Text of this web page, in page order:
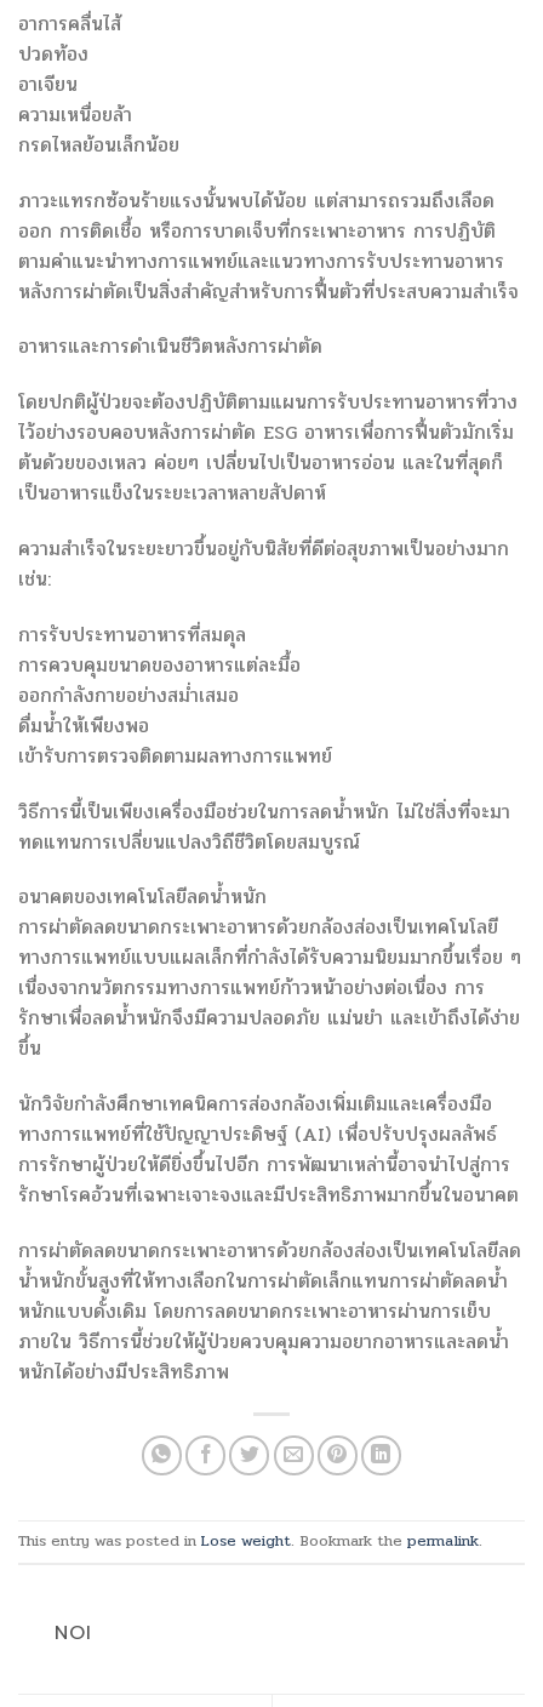
อาการคลื่นไส้
ปวดท้อง
อาเจียน
ความเหนื่อยล้า
กรดไหลย้อนเล็กน้อย
ภาวะแทรกซ้อนร้ายแรงนั้นพบได้น้อย แต่สามารถรวมถึงเลือด
ออก การติดเชื้อ หรือการบาดเจ็บที่กระเพาะอาหาร การปฏิบัติ
ตามคำแนะนำทางการแพทย์และแนวทางการรับประทานอาหาร
หลังการผ่าตัดเป็นสิ่งสำคัญสำหรับการฟื้นตัวที่ประสบความสำเร็จ
อาหารและการดำเนินชีวิตหลังการผ่าตัด
โดยปกติผู้ป่วยจะต้องปฏิบัติตามแผนการรับประทานอาหารที่วาง
ไว้อย่างรอบคอบหลังการผ่าตัด ESG อาหารเพื่อการฟื้นตัวมักเริ่ม
ต้นด้วยของเหลว ค่อยๆ เปลี่ยนไปเป็นอาหารอ่อน และในที่สุดก็
เป็นอาหารแข็งในระยะเวลาหลายสัปดาห์
ความสำเร็จในระยะยาวขึ้นอยู่กับนิสัยที่ดีต่อสุขภาพเป็นอย่างมาก
เช่น:
การรับประทานอาหารที่สมดุล
การควบคุมขนาดของอาหารแต่ละมื้อ
ออกกำลังกายอย่างสม่ำเสมอ
ดื่มน้ำให้เพียงพอ
เข้ารับการตรวจติดตามผลทางการแพทย์
วิธีการนี้เป็นเพียงเครื่องมือช่วยในการลดน้ำหนัก ไม่ใช่สิ่งที่จะมา
ทดแทนการเปลี่ยนแปลงวิถีชีวิตโดยสมบูรณ์
อนาคตของเทคโนโลยีลดน้ำหนัก
การผ่าตัดลดขนาดกระเพาะอาหารด้วยกล้องส่องเป็นเทคโนโลยี
ทางการแพทย์แบบแผลเล็กที่กำลังได้รับความนิยมมากขึ้นเรื่อย ๆ
เนื่องจากนวัตกรรมทางการแพทย์ก้าวหน้าอย่างต่อเนื่อง การ
รักษาเพื่อลดน้ำหนักจึงมีความปลอดภัย แม่นยำ และเข้าถึงได้ง่าย
ขึ้น
นักวิจัยกำลังศึกษาเทคนิคการส่องกล้องเพิ่มเติมและเครื่องมือ
ทางการแพทย์ที่ใช้ปัญญาประดิษฐ์ (AI) เพื่อปรับปรุงผลลัพธ์
การรักษาผู้ป่วยให้ดียิ่งขึ้นไปอีก การพัฒนาเหล่านี้อาจนำไปสู่การ
รักษาโรคอ้วนที่เฉพาะเจาะจงและมีประสิทธิภาพมากขึ้นในอนาคต
การผ่าตัดลดขนาดกระเพาะอาหารด้วยกล้องส่องเป็นเทคโนโลยีลด
น้ำหนักขั้นสูงที่ให้ทางเลือกในการผ่าตัดเล็กแทนการผ่าตัดลดน้ำ
หนักแบบดั้งเดิม โดยการลดขนาดกระเพาะอาหารผ่านการเย็บ
ภายใน วิธีการนี้ช่วยให้ผู้ป่วยควบคุมความอยากอาหารและลดน้ำ
หนักได้อย่างมีประสิทธิภาพ
This entry was posted in Lose weight. Bookmark the permalink.
NOI